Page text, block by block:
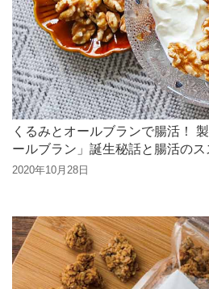
くるみとオールブランで腸活！
ールブラン」誕生秘話と腸活のス
2020年10月28日